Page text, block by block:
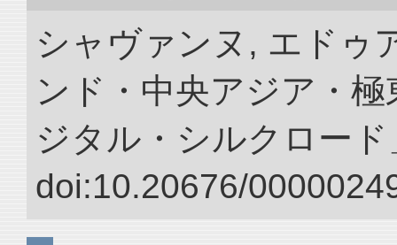
シャヴァンヌ, エドゥ
ンド・中央アジア・
ジタル・シルクロー
doi:10.20676/